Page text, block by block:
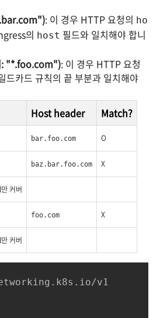
: 이 경우 HTTP 요청의 ho
의 host 필드와 일치해야 합니
: "*.foo.com"): 이 경우 HTTP 요청
드카드 규칙의 끝 부분과 일치해야
Host header Match?
bar.foo.com O
baz.bar.foo.com X
커버
foo.com X
커버
v1